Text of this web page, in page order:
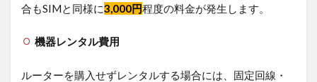
合もSIMと同様に3,000円程度の料金が発生します。
機器レンタル費用
ルーターを購入せずレンタルする場合には、固定回線・